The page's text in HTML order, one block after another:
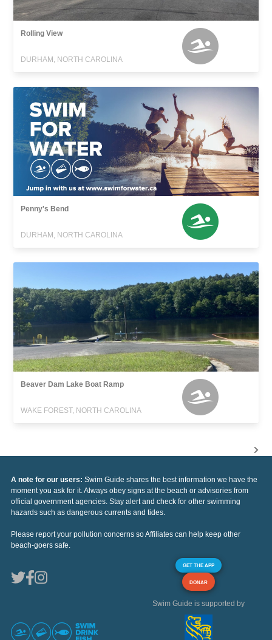
Rolling View
DURHAM, NORTH CAROLINA
Penny's Bend
DURHAM, NORTH CAROLINA
Beaver Dam Lake Boat Ramp
WAKE FOREST, NORTH CAROLINA
A note for our users: Swim Guide shares the best information we have the
moment you ask for it. Always obey signs at the beach or advisories from
official government agencies. Stay alert and check for other swimming
hazards such as dangerous currents and tides.
Please report your pollution concerns so Affiliates can help keep other
beach-goers safe.
GET THE APP
DONAR
Swim Guide is supported by